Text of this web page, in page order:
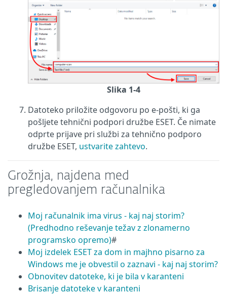
Slika 1-4
Datoteko priložite odgovoru po e-pošti, ki ga
pošljete tehnični podpori družbe ESET. Če nimate
odprte prijave pri službi za tehnično podporo
družbe ESET, ustvarite zahtevo.
Grožnja, najdena med
pregledovanjem računalnika
Moj računalnik ima virus - kaj naj storim?
(Predhodno reševanje težav z zlonamerno
programsko opremo)#
Moj izdelek ESET za dom in majhno pisarno za
Windows me je obvestil o zaznavi - kaj naj storim?
Obnovitev datoteke, ki je bila v karanteni
Brisanje datoteke v karanteni